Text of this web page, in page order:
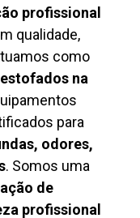
profissional
qualidade,
como
na
para
odores,
. Somos uma
de
profissional